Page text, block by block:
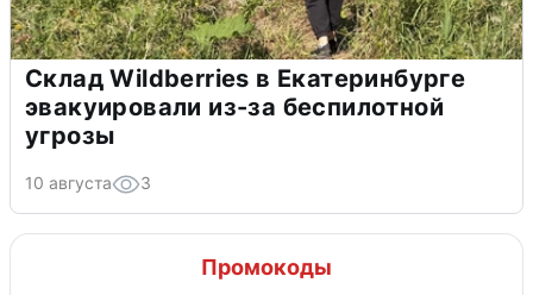
Склад Wildberries в Екатеринбурге
эвакуировали из-за беспилотной
угрозы
10 августа 3
Промокоды